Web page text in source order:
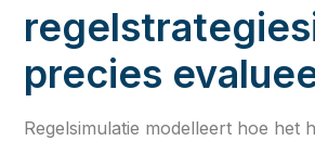
precies
Regelsimulatie modelleert hoe het